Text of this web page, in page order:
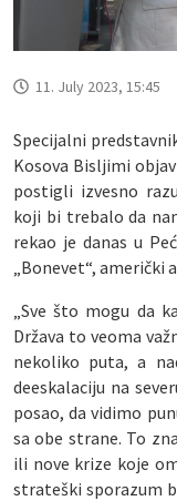
11. July 2023, 15:45
Specijalni
Kosova Bisljimi
postigli izvesno
koji bi trebalo da
rekao je danas u
„Bonevet“, američki
„Sve što mogu da
Država to veoma
nekoliko puta, a
deeskalaciju na
posao, da vidimo
sa obe strane. To
ili nove krize koje
strateški sporazum